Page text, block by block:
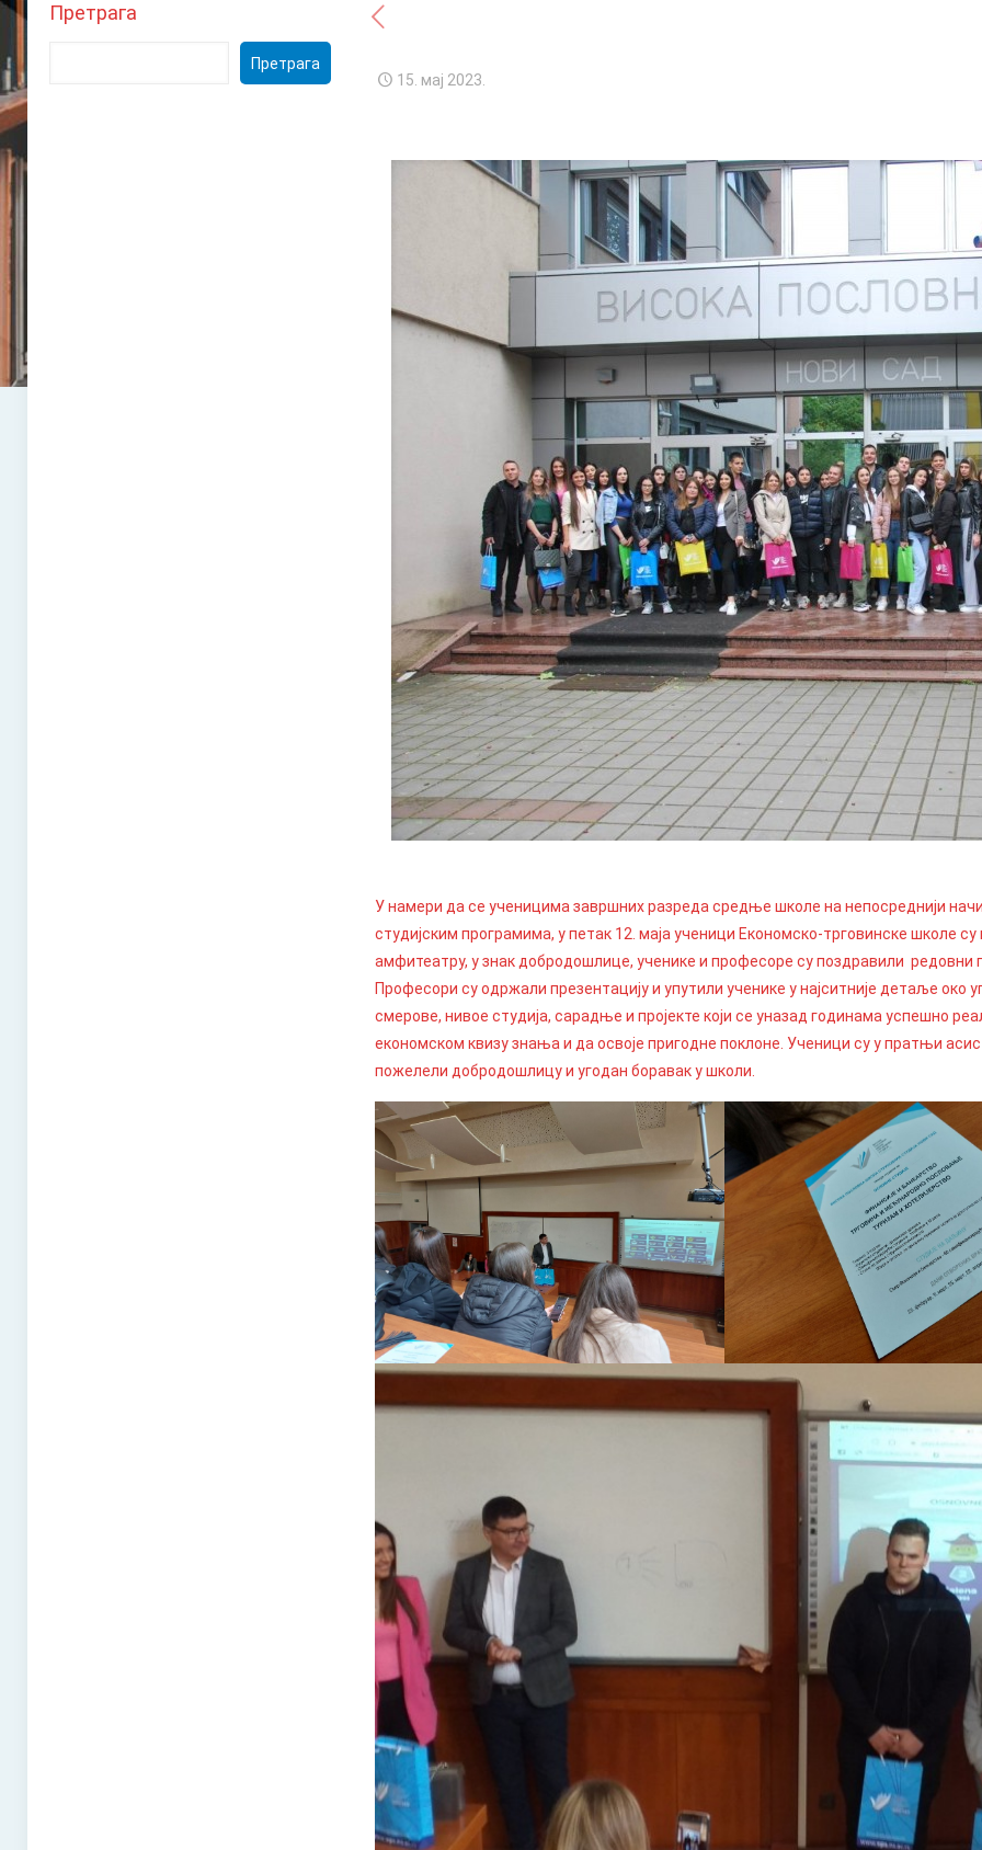
15. мај 2023.
У намери да се ученицима завршних разреда средње школе на непосреднији
студијским програмима, у петак 12. маја ученици Економско-трговинске школе
амфитеатру, у знак добродошлице, ученике и професоре су поздравили
Професори су одржали презентацију и упутили ученике у најситније детаље око
смерове, нивое студија, сарадње и пројекте који се уназад годинама успешно
економском квизу знања и да освоје пригодне поклоне. Ученици су у пратњи
пожелели добродошлицу и угодан боравак у школи.
Претрага
Претрага